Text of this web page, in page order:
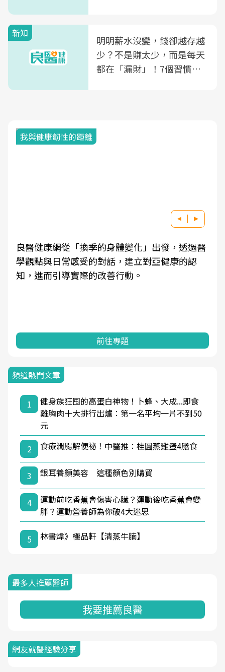
新知
明明薪水沒變，錢卻越存越
少？不是賺太少，而是每天
都在「漏財」！7個習慣一
我與健康韌性的距離
良醫健康網從「換季的身體變化」出發，透過醫
學觀點與日常感受的對話，建立對亞健康的認
知，進而引導實際的改善行動。
前往專題
頻道熱門文章
1
健身族狂囤的高蛋白神物！卜蜂、大成...即食
雞胸肉十大排行出爐：第一名平均一片不到50
元
2
食療潤腸解便祕！中醫推：桂圓蒸雞蛋4膳食
3 銀耳養顏美容 這種顏色別購買
4
運動前吃香蕉會傷害心臟？運動後吃香蕉會變
胖？運動營養師為你破4大迷思
5 林書煒》極品軒【清蒸牛腩】
最多人推薦醫師
我要推薦良醫
網友就醫經驗分享